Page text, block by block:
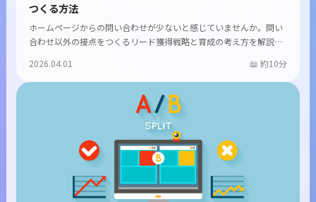
つくる方法
ホームページからの問い合わせが少ないと感じていませんか。問い
合わせ以外の接点をつくるリード獲得戦略と育成の考え方を解説
2026.04.01 約10分